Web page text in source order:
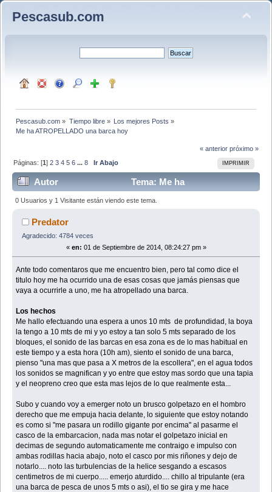
Pescasub.com
Pescasub.com » Tiempo libre» Los mejores Posts »
Me ha ATROPELLADO una barca hoy
« anterior próximo »
IMPRIMIR
Páginas: [1]2 3 4 5 6 ...8 Ir Abajo
Autor
Tema: Me ha
ATROPELLADO una barca hoy (Leído 76651 veces)
0 Usuarios y 1 Visitante están viendo este tema.
Predator
Agradecido: 4784 veces
« en: 01 de Septiembre de 2014, 08:24:27 pm »
Ante todo comentaros que me encuentro bien, pero tal como dice el
titulo hoy me ha ocurrido una de esas cosas que jamás piensas que
vaya a ocurrirle a uno, me ha atropellado una barca.
Los hechos
Me hallo efectuando una espera a unos 10 mts de profundidad, la boya
la tengo a 10 mts de mi y yo estoy a tan solo 5 mts separado de los
bloques, el sonido de las barcas en esa zona es de lo mas habitual en
este tiempo y a esta hora (10h am), siento el sonido de una barca,
pienso "una mas que pasa a X metros de la escollera", en el agua todos
los sonidos se magnifican y yo entre que estoy mas sordo que una tapia
y el neopreno creo que esta mas lejos de lo que realmente esta...
Subo y cuando voy a emerger noto un brusco golpetazo en el hombro
derecho que me empuja hacia delante, lo siguiente que estoy notando
es como si "me pasara un rodillo gigante por encima" al pasarme el
casco de la embarcacion, nada mas notar el golpetazo inicial en
decimas de segundo automaticamente me contraigo e impulso con
ambas rodillas hacia abajo, noto el casco por mis riñones y dejo de
notarlo.... noto las turbulencias de la helice sesgando a escasos
centimetros de mi cuerpo..... emerjo aturdido.... chillo al tripulante (era
una barca de pesca de unos 5 mts o asi), el tio se gira y me hace